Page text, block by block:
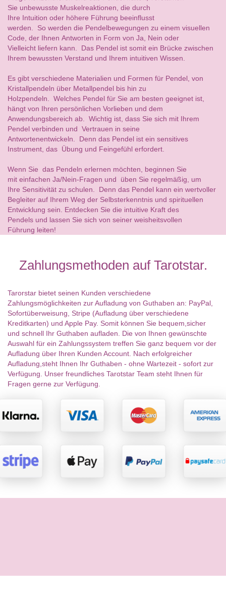
Sie unbewusste Muskelreaktionen, die durch
Ihre Intuition oder höhere Führung beeinflusst
werden. So werden die Pendelbewegungen zu einem visuellen
Code, der Ihnen Antworten in Form von Ja, Nein oder
Vielleicht liefern kann. Das Pendel ist somit ein Brücke zwischen
Ihrem bewussten Verstand und Ihrem intuitiven Wissen.
Es gibt verschiedene Materialien und Formen für Pendel, von
Kristallpendeln über Metallpendel bis hin zu
Holzpendeln. Welches Pendel für Sie am besten geeignet ist,
hängt von Ihren persönlichen Vorlieben und dem
Anwendungsbereich ab. Wichtig ist, dass Sie sich mit Ihrem
Pendel verbinden und Vertrauen in seine
Antwortenentwickeln. Denn das Pendel ist ein sensitives
Instrument, das Übung und Feingefühl erfordert.
Wenn Sie das Pendeln erlernen möchten, beginnen Sie
mit einfachen Ja/Nein-Fragen und üben Sie regelmäßig, um
Ihre Sensitivität zu schulen. Denn das Pendel kann ein wertvoller
Begleiter auf Ihrem Weg der Selbsterkenntnis und spirituellen
Entwicklung sein. Entdecken Sie die intuitive Kraft des
Pendels und lassen Sie sich von seiner weisheitsvollen
Führung leiten!
Zahlungsmethoden auf Tarotstar.
Tarorstar bietet seinen Kunden verschiedene
Zahlungsmöglichkeiten zur Aufladung von Guthaben an: PayPal,
Sofortüberweisung, Stripe (Aufladung über verschiedene
Kreditkarten) und Apple Pay. Somit können Sie bequem,sicher
und schnell Ihr Guthaben aufladen. Die von Ihnen gewünschte
Auswahl für ein Zahlungssystem treffen Sie ganz bequem vor der
Aufladung über Ihren Kunden Account. Nach erfolgreicher
Aufladung,steht Ihnen Ihr Guthaben - ohne Wartezeit - sofort zur
Verfügung. Unser freundliches Tarotstar Team steht Ihnen für
Fragen gerne zur Verfügung.